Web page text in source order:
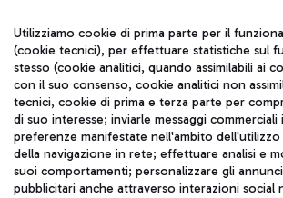
Seguici sui social
TRAVEL JOURNAL
ITA
Utilizziamo cookie di prima parte per il
(cookie tecnici), per effettuare statistiche sul
stesso (cookie analitici, quando assimilabili ai
con il suo consenso, cookie analitici non
tecnici, cookie di prima e terza parte per
di suo interesse; inviarle messaggi
preferenze manifestate nell'ambito
della navigazione in rete; effettuare analisi e
suoi comportamenti; personalizzare gli
pubblicitari anche attraverso interazioni social